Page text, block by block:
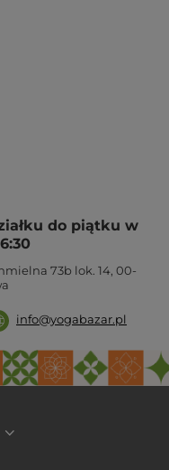
do piątku w
73b lok. 14, 00-
info@yogabazar.pl